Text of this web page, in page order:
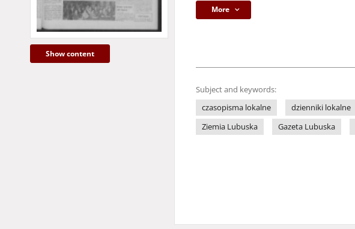
Show content
More
Subject and keywords:
czasopisma lokalne
dzienniki lokalne
Ziemia Lubuska
Gazeta Lubuska